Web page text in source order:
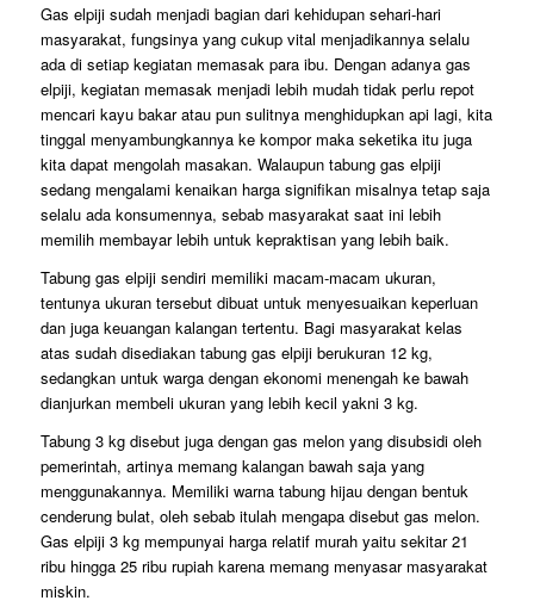
Gas elpiji sudah menjadi bagian dari kehidupan sehari-hari
masyarakat, fungsinya yang cukup vital menjadikannya selalu
ada di setiap kegiatan memasak para ibu. Dengan adanya gas
elpiji, kegiatan memasak menjadi lebih mudah tidak perlu repot
mencari kayu bakar atau pun sulitnya menghidupkan api lagi, kita
tinggal menyambungkannya ke kompor maka seketika itu juga
kita dapat mengolah masakan. Walaupun tabung gas elpiji
sedang mengalami kenaikan harga signifikan misalnya tetap saja
selalu ada konsumennya, sebab masyarakat saat ini lebih
memilih membayar lebih untuk kepraktisan yang lebih baik.
Tabung gas elpiji sendiri memiliki macam-macam ukuran,
tentunya ukuran tersebut dibuat untuk menyesuaikan keperluan
dan juga keuangan kalangan tertentu. Bagi masyarakat kelas
atas sudah disediakan tabung gas elpiji berukuran 12 kg,
sedangkan untuk warga dengan ekonomi menengah ke bawah
dianjurkan membeli ukuran yang lebih kecil yakni 3 kg.
Tabung 3 kg disebut juga dengan gas melon yang disubsidi oleh
pemerintah, artinya memang kalangan bawah saja yang
menggunakannya. Memiliki warna tabung hijau dengan bentuk
cenderung bulat, oleh sebab itulah mengapa disebut gas melon.
Gas elpiji 3 kg mempunyai harga relatif murah yaitu sekitar 21
ribu hingga 25 ribu rupiah karena memang menyasar masyarakat
miskin.